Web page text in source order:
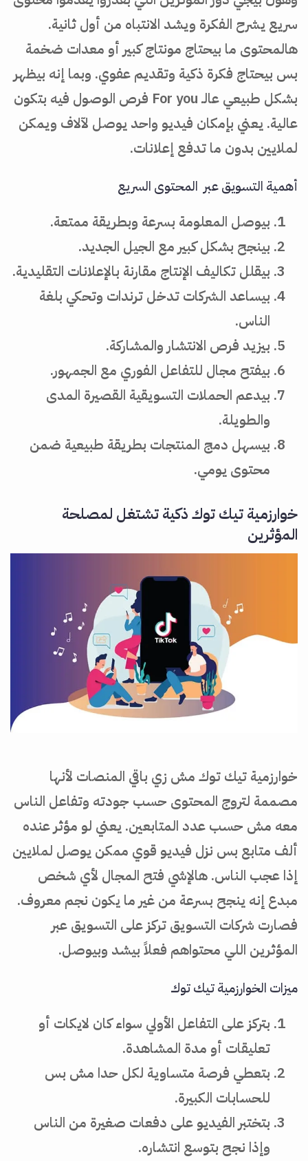
سريع يشرح الفكرة ويشد الانتباه من أول ثانية.
هالمحتوى ما بيحتاج مونتاج كبير أو معدات ضخمة
بس بيحتاج فكرة ذكية وتقديم عفوي. وبما إنه بيظهر
بشكل طبيعي عالـ For you فرص الوصول فيه بتكون
عالية. يعني بإمكان فيديو واحد يوصل لآلاف ويمكن
لملايين بدون ما تدفع إعلانات.
أهمية التسويق عبر المحتوى السريع
بيوصل المعلومة بسرعة وبطريقة ممتعة.
بينجح بشكل كبير مع الجيل الجديد.
بيقلل تكاليف الإنتاج مقارنة بالإعلانات التقليدية.
بيساعد الشركات تدخل ترندات وتحكي بلغة
الناس.
بيزيد فرص الانتشار والمشاركة.
بيفتح مجال للتفاعل الفوري مع الجمهور.
بيدعم الحملات التسويقية القصيرة المدى
والطويلة.
بيسهل دمج المنتجات بطريقة طبيعية ضمن
محتوى يومي.
خوارزمية تيك توك ذكية تشتغل لمصلحة
المؤثرين
خوارزمية تيك توك مش زي باقي المنصات لأنها
مصممة لتروج المحتوى حسب جودته وتفاعل الناس
معه مش حسب عدد المتابعين. يعني لو مؤثر عنده
ألف متابع بس نزل فيديو قوي ممكن يوصل لملايين
إذا عجب الناس. هالإشي فتح المجال لأي شخص
مبدع إنه ينجح بسرعة من غير ما يكون نجم معروف.
فصارت شركات التسويق تركز على التسويق عبر
المؤثرين اللي محتواهم فعلاً بيشد وبيوصل.
ميزات الخوارزمية تيك توك
بتركز على التفاعل الأولي سواء كان لايكات أو
تعليقات أو مدة المشاهدة.
بتعطي فرصة متساوية لكل حدا مش بس
للحسابات الكبيرة.
بتختبر الفيديو على دفعات صغيرة من الناس
وإذا نجح بتوسع انتشاره.